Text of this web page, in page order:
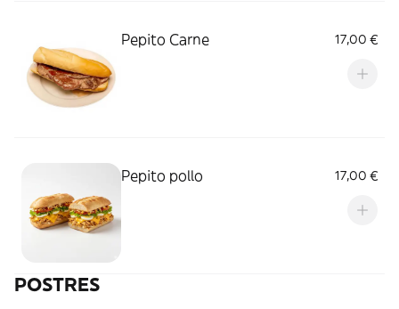
Pepito Carne 17,00 €
Pepito pollo 17,00 €
POSTRES